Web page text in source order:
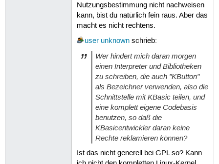
Nutzungsbestimmung nicht nachweisen
kann, bist du natürlich fein raus. Aber das
macht es nicht rechtens.
user unknownschrieb:
Wer hindert mich daran morgen
einen Interpreter und Bibliotheken
zu schreiben, die auch "KButton"
als Bezeichner verwenden, also die
Schnittstelle mit KBasic teilen, und
eine komplett eigene Codebasis
benutzen, so daß die
KBasicentwickler daran keine
Rechte reklamieren können?
Ist das nicht generell bei GPL so? Kann